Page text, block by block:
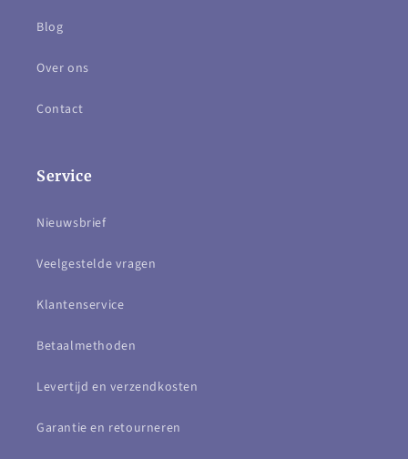
Blog
Over ons
Contact
Service
Nieuwsbrief
Veelgestelde vragen
Klantenservice
Betaalmethoden
Levertijd en verzendkosten
Garantie en retourneren